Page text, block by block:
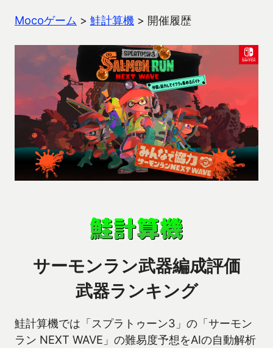
Mocoゲーム > 鮭計算機 > 開催履歴
サーモンラン武器編成評価
武器ランキング
鮭計算機では「スプラトゥーン3」の「サーモン
ラン NEXT WAVE」の難易度予想をAIの自動解析